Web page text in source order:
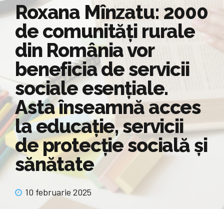
Roxana Mînzatu: 2000
de comunităţi rurale
din România vor
beneficia de servicii
sociale esenţiale.
Asta înseamnă acces
la educaţie, servicii
de protecţie socială şi
sănătate
10 februarie 2025